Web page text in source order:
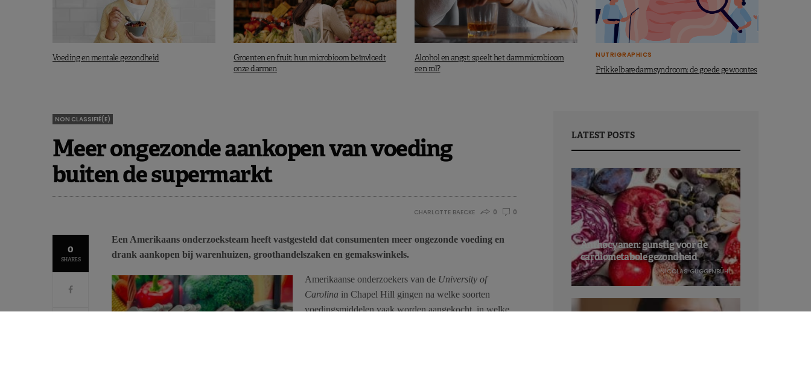
Voeding en mentale gezondheid
Groenten en fruit: hun microbioom beïnvloedt
onze darmen
Alcohol en angst: speelt het darmmicrobioom
een rol?
NUTRIGRAPHICS
Prikkelbaredarmsyndroom: de goede gewoontes
NON CLASSIFIÉ(E)
Meer ongezonde aankopen van voeding
buiten de supermarkt
CHARLOTTE BAECKE 0 0
0
SHARES
Een Amerikaans onderzoeksteam heeft vastgesteld dat consumenten meer ongezonde voeding en
drank aankopen bij warenhuizen, groothandelszaken en gemakswinkels.
Amerikaanse onderzoekers van de University of
Carolina in Chapel Hill gingen na welke soorten
voedingsmiddelen vaak worden aangekocht, in welke
LATEST POSTS
Anthocyanen: gunstig voor de
cardiometabole gezondheid
NICOLAS GUGGENBÜHL